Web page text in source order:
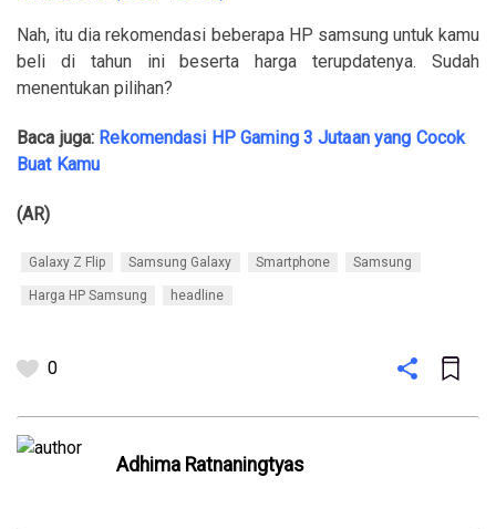
Nah, itu dia rekomendasi beberapa HP samsung untuk kamu
beli di tahun ini beserta harga terupdatenya. Sudah
menentukan pilihan?
Baca juga: Rekomendasi HP Gaming 3 Jutaan yang Cocok
Buat Kamu
(AR)
Galaxy Z Flip Samsung Galaxy Smartphone Samsung
Harga HP Samsung headline
0
Adhima Ratnaningtyas